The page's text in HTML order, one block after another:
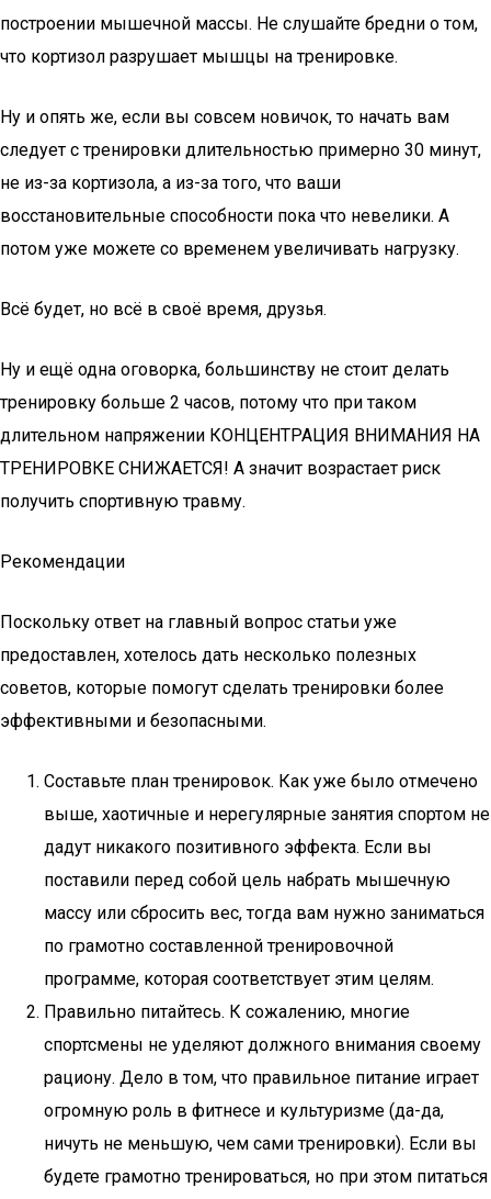
построении мышечной массы. Не слушайте бредни о том,
что кортизол разрушает мышцы на тренировке.
Ну и опять же, если вы совсем новичок, то начать вам
следует с тренировки длительностью примерно 30 минут,
не из-за кортизола, а из-за того, что ваши
восстановительные способности пока что невелики. А
потом уже можете со временем увеличивать нагрузку.
Всё будет, но всё в своё время, друзья.
Ну и ещё одна оговорка, большинству не стоит делать
тренировку больше 2 часов, потому что при таком
длительном напряжении КОНЦЕНТРАЦИЯ ВНИМАНИЯ НА
ТРЕНИРОВКЕ СНИЖАЕТСЯ! А значит возрастает риск
получить спортивную травму.
Рекомендации
Поскольку ответ на главный вопрос статьи уже
предоставлен, хотелось дать несколько полезных
советов, которые помогут сделать тренировки более
эффективными и безопасными.
Составьте план тренировок. Как уже было отмечено
выше, хаотичные и нерегулярные занятия спортом не
дадут никакого позитивного эффекта. Если вы
поставили перед собой цель набрать мышечную
массу или сбросить вес, тогда вам нужно заниматься
по грамотно составленной тренировочной
программе, которая соответствует этим целям.
Правильно питайтесь. К сожалению, многие
спортсмены не уделяют должного внимания своему
рациону. Дело в том, что правильное питание играет
огромную роль в фитнесе и культуризме (да-да,
ничуть не меньшую, чем сами тренировки). Если вы
будете грамотно тренироваться, но при этом питаться